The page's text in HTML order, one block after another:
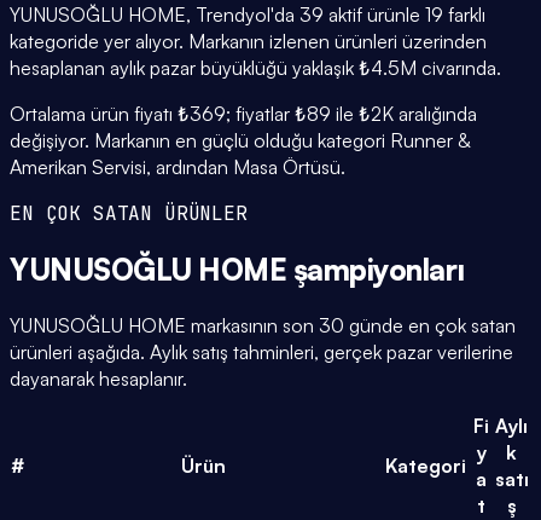
YUNUSOĞLU HOME, Trendyol'da 39 aktif ürünle 19 farklı
kategoride yer alıyor. Markanın izlenen ürünleri üzerinden
hesaplanan aylık pazar büyüklüğü yaklaşık ₺4.5M civarında.
Ortalama ürün fiyatı ₺369; fiyatlar ₺89 ile ₺2K aralığında
değişiyor. Markanın en güçlü olduğu kategori Runner &
Amerikan Servisi, ardından Masa Örtüsü.
EN ÇOK SATAN ÜRÜNLER
YUNUSOĞLU HOME şampiyonları
YUNUSOĞLU HOME markasının son 30 günde en çok satan
ürünleri aşağıda. Aylık satış tahminleri, gerçek pazar verilerine
dayanarak hesaplanır.
# Ürün Kategori
Fi
y
a
t
Aylı
k
satı
ş